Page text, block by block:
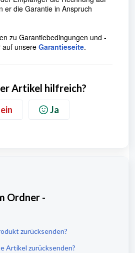
er die Garantie in Anspruch
zu Garantiebedingungen und -
auf unsere Garantieseite.
Artikel hilfreich?
Ja
Ordner -
zurücksenden?
Artikel zurücksenden?